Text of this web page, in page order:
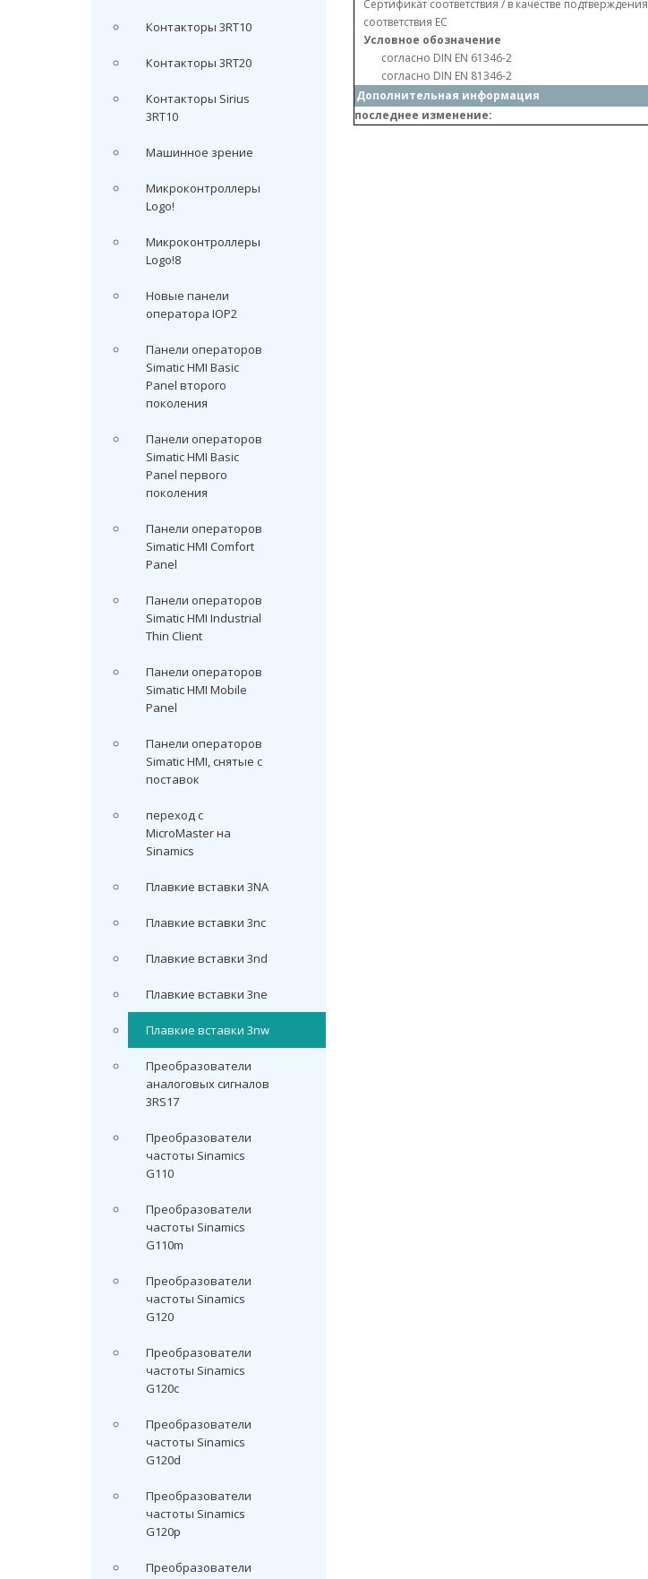
Контакторы 3RT10
Контакторы 3RT20
Контакторы Sirius
3RT10
Машинное зрение
Микроконтроллеры
Logo!
Микроконтроллеры
Logo!8
Новые панели
оператора IOP2
Панели операторов
Simatic HMI Basic
Panel второго
поколения
Панели операторов
Simatic HMI Basic
Panel первого
поколения
Панели операторов
Simatic HMI Comfort
Panel
Панели операторов
Simatic HMI Industrial
Thin Client
Панели операторов
Simatic HMI Mobile
Panel
Панели операторов
Simatic HMI, снятые с
поставок
переход с
MicroMaster на
Sinamics
Плавкие вставки 3NA
Плавкие вставки 3nc
Плавкие вставки 3nd
Плавкие вставки 3ne
Плавкие вставки 3nw
Преобразователи
аналоговых сигналов
3RS17
Преобразователи
частоты Sinamics
G110
Преобразователи
частоты Sinamics
G110m
Преобразователи
частоты Sinamics
G120
Преобразователи
частоты Sinamics
G120c
Преобразователи
частоты Sinamics
G120d
Преобразователи
частоты Sinamics
G120p
Преобразователи
Сертификат соответствия / в качестве подтверждения
соответствия ЕС
Условное обозначение
согласно DIN EN 61346-2
согласно DIN EN 81346-2
Дополнительная информация
последнее изменение: